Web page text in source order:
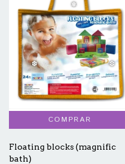
Floating blocks (magnific
bath)